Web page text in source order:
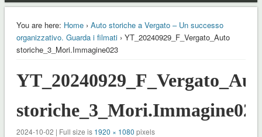
You are here: Home› Auto storiche a Vergato – Un successo
organizzativo. Guarda i filmati› YT_20240929_F_Vergato_Auto
storiche_3_Mori.Immagine023
storiche_3_Mori.Immagine023
2024-10-02 | Full size is 1920 × 1080 pixels